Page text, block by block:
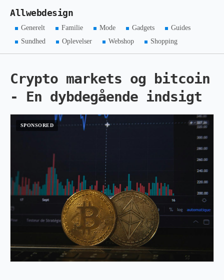
Allwebdesign
Generelt Familie Mode Gadgets
Guides
Sundhed
Oplevelser Webshop Shopping
Crypto markets og bitcoin
- En dybdegående indsigt